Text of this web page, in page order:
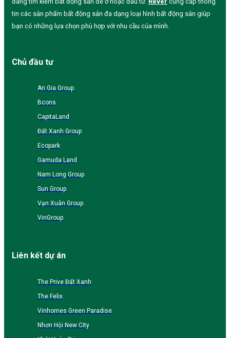
tin các sản phẩm bất động sản đa dạng loại hình bất động sản giúp
bạn có những lựa chọn phù hợp với nhu cầu của mình.
Chủ đầu tư
An Gia Group
Bcons
CapitaLand
Đất Xanh Group
Ecopark
Gamuda Land
Nam Long Group
Sun Group
Vạn Xuân Group
VinGroup
Liên kết dự án
The Prive Đất Xanh
The Felix
Vinhomes Green Paradise
Nhơn Hội New City